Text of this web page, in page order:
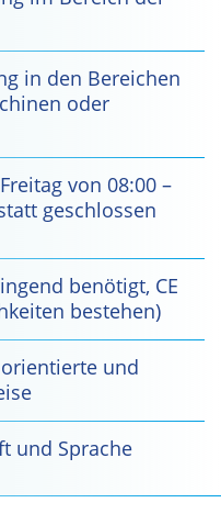
in den Bereichen
oder
von 08:00 –
geschlossen
benötigt, CE
bestehen)
und
und Sprache